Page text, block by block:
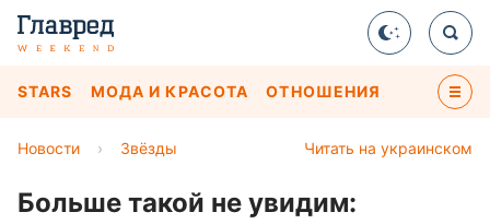
STARS МОДА И КРАСОТА ОТНОШЕНИЯ
Читать на украинском
Новости › Звёзды
Больше такой не увидим: